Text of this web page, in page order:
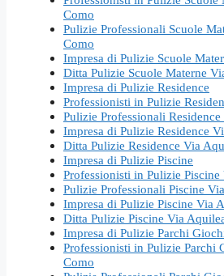
Como
Pulizie Professionali Scuole
Como
Impresa di Pulizie Scuole
Ditta Pulizie Scuole Materne
Impresa di Pulizie Residence
Professionisti in Pulizie
Pulizie Professionali
Impresa di Pulizie Residence
Ditta Pulizie Residence Via
Impresa di Pulizie Piscine
Professionisti in Pulizie
Pulizie Professionali Piscine
Impresa di Pulizie Piscine Via
Ditta Pulizie Piscine Via
Impresa di Pulizie Parchi
Professionisti in Pulizie Parchi
Como